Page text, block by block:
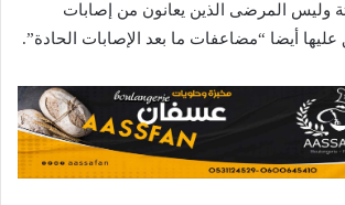
وليس المرضى الذين يعانون من إصابات
أيضا “مضاعفات ما بعد الإصابات الحادة”.